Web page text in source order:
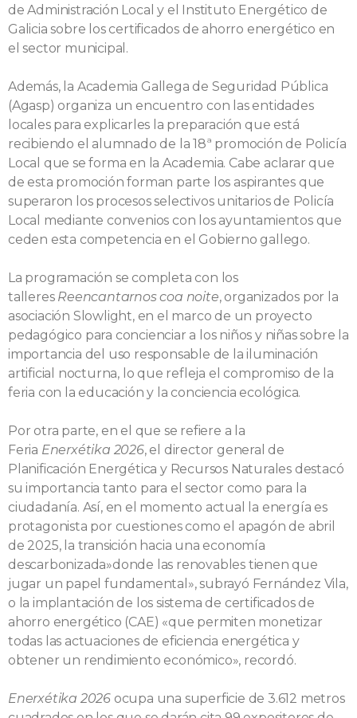
de Administración Local y el Instituto Energético de
Galicia sobre los certificados de ahorro energético en
el sector municipal.
Además, la Academia Gallega de Seguridad Pública
(Agasp) organiza un encuentro con las entidades
locales para explicarles la preparación que está
recibiendo el alumnado de la 18ª promoción de Policía
Local que se forma en la Academia. Cabe aclarar que
de esta promoción forman parte los aspirantes que
superaron los procesos selectivos unitarios de Policía
Local mediante convenios con los ayuntamientos que
ceden esta competencia en el Gobierno gallego.
La programación se completa con los
talleres Reencantarnos coa noite, organizados por la
asociación Slowlight, en el marco de un proyecto
pedagógico para concienciar a los niños y niñas sobre la
importancia del uso responsable de la iluminación
artificial nocturna, lo que refleja el compromiso de la
feria con la educación y la conciencia ecológica.
Por otra parte, en el que se refiere a la
Feria Enerxétika 2026, el director general de
Planificación Energética y Recursos Naturales destacó
su importancia tanto para el sector como para la
ciudadanía. Así, en el momento actual la energía es
protagonista por cuestiones como el apagón de abril
de 2025, la transición hacia una economía
descarbonizada»donde las renovables tienen que
jugar un papel fundamental», subrayó Fernández Vila,
o la implantación de los sistema de certificados de
ahorro energético (CAE) «que permiten monetizar
todas las actuaciones de eficiencia energética y
obtener un rendimiento económico», recordó.
Enerxétika 2026 ocupa una superficie de 3.612 metros